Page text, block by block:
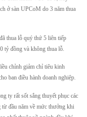
ở sàn UPCoM do 3 năm thua
thua lỗ quý thứ 5 liên tiếp
tỷ đồng và không thua lỗ.
chỉnh giảm chỉ tiêu kinh
ban điều hành doanh nghiệp.
ty rất sốt sắng thuyết phục các
từ đầu năm về mức thưởng khi